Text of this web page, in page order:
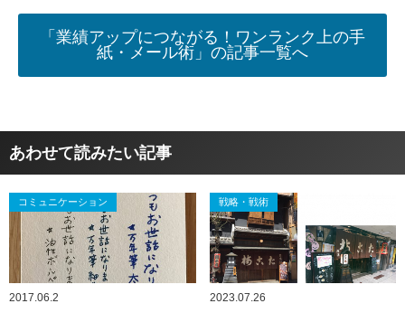
「業績アップにつながる！ワンランク上の手
紙・メール術」の記事一覧へ
あわせて読みたい記事
コミュニケーション
2017.06.2
戦略・戦術
2023.07.26